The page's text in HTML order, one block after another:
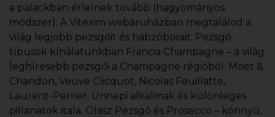
a palackban érlelnek tovább (hagyományos
módszer). A Vitexim webáruházban megtalálod a
világ legjobb pezsgőit és habzóborait. Pezsgő
típusok kínálatunkban Francia Champagne – a világ
leghíresebb pezsgői a Champagne régióból: Moët &
Chandon, Veuve Clicquot, Nicolas Feuillatte,
Laurent-Perrier. Ünnepi alkalmak és különleges
pillanatok itala. Olasz Pezsgő és Prosecco – könnyű,